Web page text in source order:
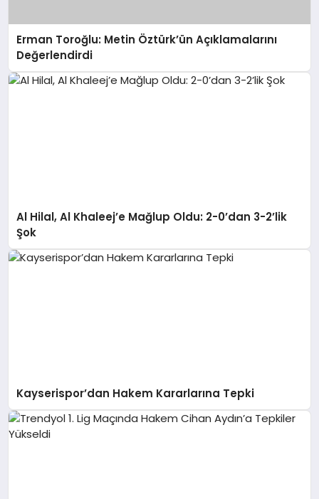
Erman Toroğlu: Metin Öztürk’ün Açıklamalarını
Değerlendirdi
Al Hilal, Al Khaleej’e Mağlup Oldu: 2-0’dan 3-2’lik
Şok
Kayserispor’dan Hakem Kararlarına Tepki